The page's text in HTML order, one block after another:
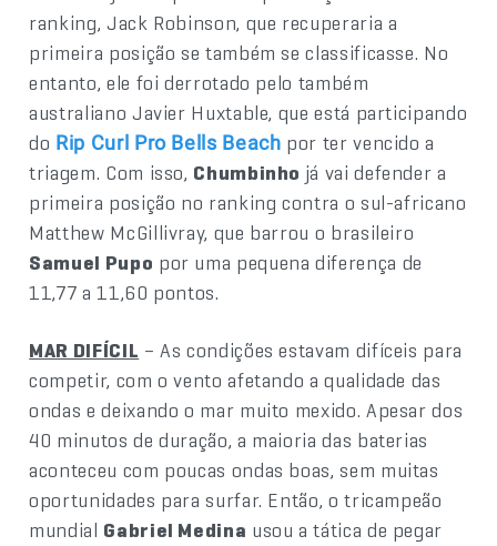
ranking, Jack Robinson, que recuperaria a
primeira posição se também se classificasse. No
entanto, ele foi derrotado pelo também
australiano Javier Huxtable, que está participando
do Rip Curl Pro Bells Beach por ter vencido a
triagem. Com isso, Chumbinho já vai defender a
primeira posição no ranking contra o sul-africano
Matthew McGillivray, que barrou o brasileiro
Samuel Pupo por uma pequena diferença de
11,77 a 11,60 pontos.
MAR DIFÍCIL – As condições estavam difíceis para
competir, com o vento afetando a qualidade das
ondas e deixando o mar muito mexido. Apesar dos
40 minutos de duração, a maioria das baterias
aconteceu com poucas ondas boas, sem muitas
oportunidades para surfar. Então, o tricampeão
mundial Gabriel Medina usou a tática de pegar